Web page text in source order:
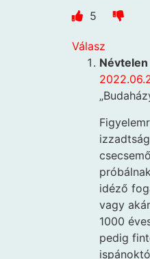
5
Válasz
Névtelen
idéző
vagy
1000
pedig